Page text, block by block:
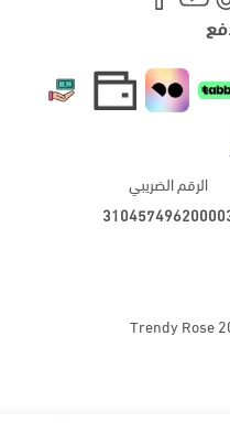
الرقم الضريبي
Trendy Rose